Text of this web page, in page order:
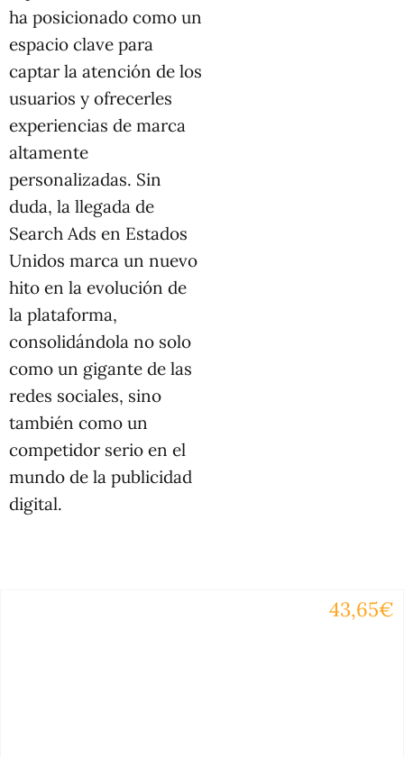
ha posicionado como un
espacio clave para
captar la atención de los
usuarios y ofrecerles
experiencias de marca
altamente
personalizadas. Sin
duda, la llegada de
Search Ads en Estados
Unidos marca un nuevo
hito en la evolución de
la plataforma,
consolidándola no solo
como un gigante de las
redes sociales, sino
también como un
competidor serio en el
mundo de la publicidad
digital.
43,65€